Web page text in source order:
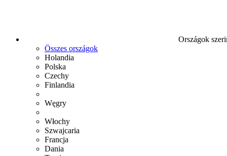
Országok
Összes országok
Holandia
Polska
Czechy
Finlandia
Węgry
Włochy
Szwajcaria
Francja
Dania